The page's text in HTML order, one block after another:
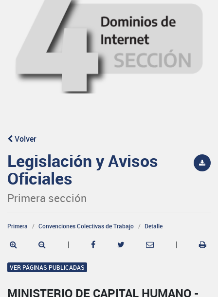
Volver
Legislación y Avisos
Oficiales
Primera sección
Primera Convenciones Colectivas de Trabajo Detalle
| |
VER PÁGINAS PUBLICADAS
MINISTERIO DE CAPITAL HUMANO -